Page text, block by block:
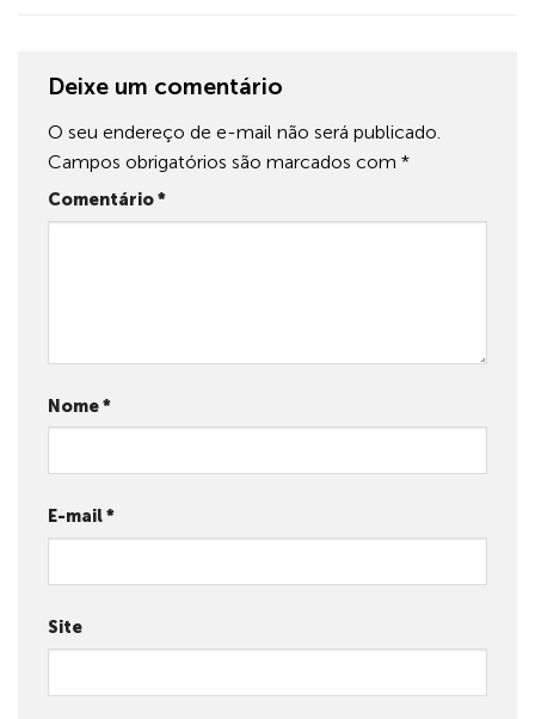
Deixe um comentário
O seu endereço de e-mail não será publicado.
Campos obrigatórios são marcados com *
Comentário*
Nome*
E-mail*
Site